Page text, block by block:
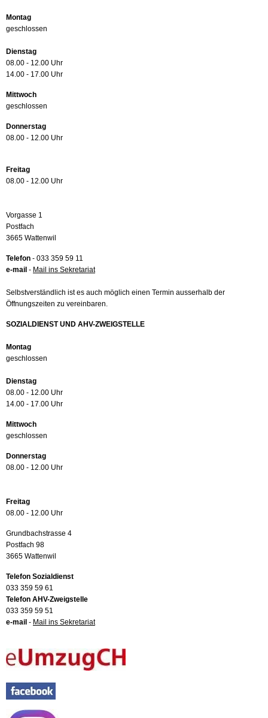
Montag
geschlossen
Dienstag
08.00 - 12.00 Uhr
14.00 - 17.00 Uhr
Mittwoch
geschlossen
Donnerstag
08.00 - 12.00 Uhr
Freitag
08.00 - 12.00 Uhr
Vorgasse 1
Postfach
3665 Wattenwil
Telefon - 033 359 59 11
e-mail - Mail ins Sekretariat
Selbstverständlich ist es auch möglich einen Termin ausserhalb der
Öffnungszeiten zu vereinbaren.
SOZIALDIENST UND AHV-ZWEIGSTELLE
Montag
geschlossen
Dienstag
08.00 - 12.00 Uhr
14.00 - 17.00 Uhr
Mittwoch
geschlossen
Donnerstag
08.00 - 12.00 Uhr
Freitag
08.00 - 12.00 Uhr
Grundbachstrasse 4
Postfach 98
3665 Wattenwil
Telefon Sozialdienst
033 359 59 61
Telefon AHV-Zweigstelle
033 359 59 51
e-mail - Mail ins Sekretariat